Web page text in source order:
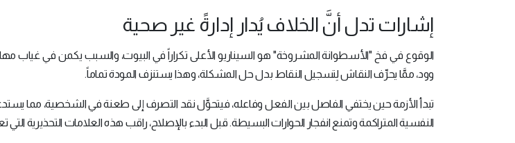
إشارات تدل أنَّ الخلاف يُدار إدارةً غير صحية
الوقوع في فخ "الأسطوانة المشروخة" هو السيناريو الأعلى تكراراً في البيوت، والسبب يكمن في غياب
وود، ممَّا يحرِّف النقاش لِتسجيل النقاط بدل حل المشكلة، وهذا يستنزف المودة تماماً.
تبدأ الأزمة حين يختفي الفاصل بين الفعل وفاعله، فيتحوَّل نقد التصرف إلى طعنة في الشخصية، مما
النفسية المتراكمة وتمنع انفجار الحوارات البسيطة. قبل البدء بالإصلاح، راقب هذه العلامات التحذيرية